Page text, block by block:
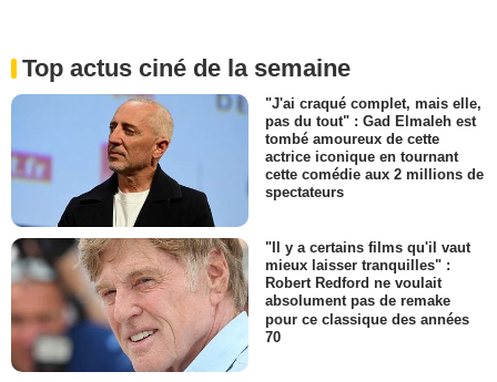
Top actus ciné de la semaine
"J'ai craqué complet, mais elle,
pas du tout" : Gad Elmaleh est
tombé amoureux de cette
actrice iconique en tournant
cette comédie aux 2 millions de
spectateurs
"Il y a certains films qu'il vaut
mieux laisser tranquilles" :
Robert Redford ne voulait
absolument pas de remake
pour ce classique des années
70